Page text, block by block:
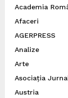
Academia
Afaceri
AGERPRESS
Analize
Arte
Asociația
Austria